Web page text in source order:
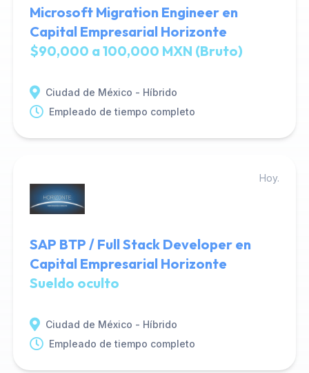
Microsoft Migration Engineer en
Capital Empresarial Horizonte
$90,000 a 100,000 MXN (Bruto)
Ciudad de México - Híbrido
Empleado de tiempo completo
Hoy.
SAP BTP / Full Stack Developer en
Capital Empresarial Horizonte
Sueldo oculto
Ciudad de México - Híbrido
Empleado de tiempo completo